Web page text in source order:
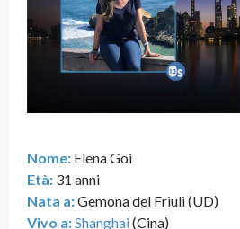
Nome: Elena Goi
Età: 31 anni
Nata a:Gemona del Friuli (UD)
Vivo a:Shanghai(Cina)